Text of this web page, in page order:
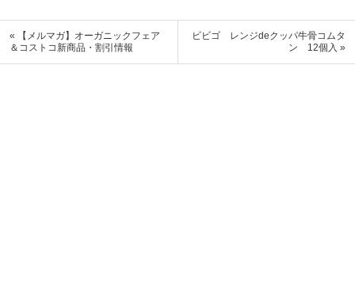
« 【メルマガ】オーガニックフェア
＆コストコ新商品・割引情報
ビビゴ レンジdeクッパ牛骨コムタ
ン 12個入 »